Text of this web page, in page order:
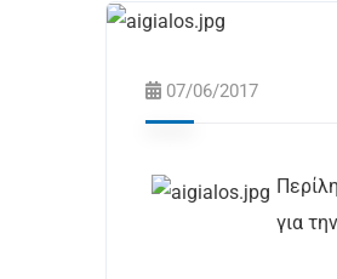
07/06/2017
για